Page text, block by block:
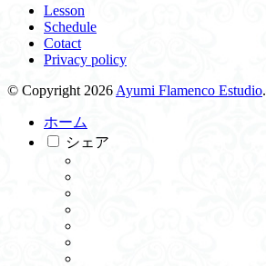
Lesson
Schedule
Cotact
Privacy policy
© Copyright 2026 Ayumi Flamenco Estudio.
ホーム
シェア